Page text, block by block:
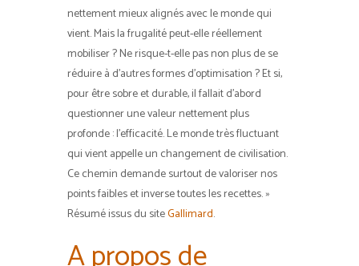
nettement mieux alignés avec le monde qui
vient. Mais la frugalité peut-elle réellement
mobiliser ? Ne risque-t-elle pas non plus de se
réduire à d’autres formes d’optimisation ? Et si,
pour être sobre et durable, il fallait d’abord
questionner une valeur nettement plus
profonde : l’efficacité. Le monde très fluctuant
qui vient appelle un changement de civilisation.
Ce chemin demande surtout de valoriser nos
points faibles et inverse toutes les recettes. »
Résumé issus du siteGallimard.